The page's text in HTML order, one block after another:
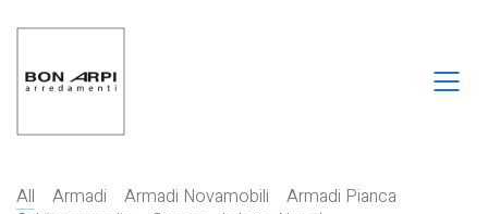
All Armadi Armadi Novamobili
Armadi Pianca